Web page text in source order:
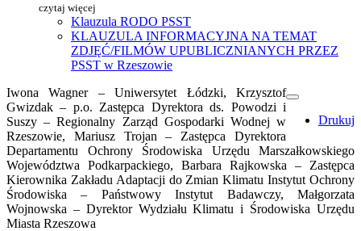
czytaj więcej
Klauzula RODO PSST
KLAUZULA INFORMACYJNA NA TEMAT
ZDJĘĆ/FILMÓW UPUBLICZNIANYCH PRZEZ
PSST w Rzeszowie
Drukuj
Iwona Wagner – Uniwersytet Łódzki, Krzysztof
Gwizdak – p.o. Zastępca Dyrektora ds. Powodzi i
Suszy – Regionalny Zarząd Gospodarki Wodnej w
Rzeszowie, Mariusz Trojan – Zastępca Dyrektora
Departamentu Ochrony Środowiska Urzędu Marszałkowskiego
Województwa Podkarpackiego, Barbara Rajkowska – Zastępca
Kierownika Zakładu Adaptacji do Zmian Klimatu Instytut Ochrony
Środowiska – Państwowy Instytut Badawczy, Małgorzata
Wojnowska – Dyrektor Wydziału Klimatu i Środowiska Urzędu
Miasta Rzeszowa